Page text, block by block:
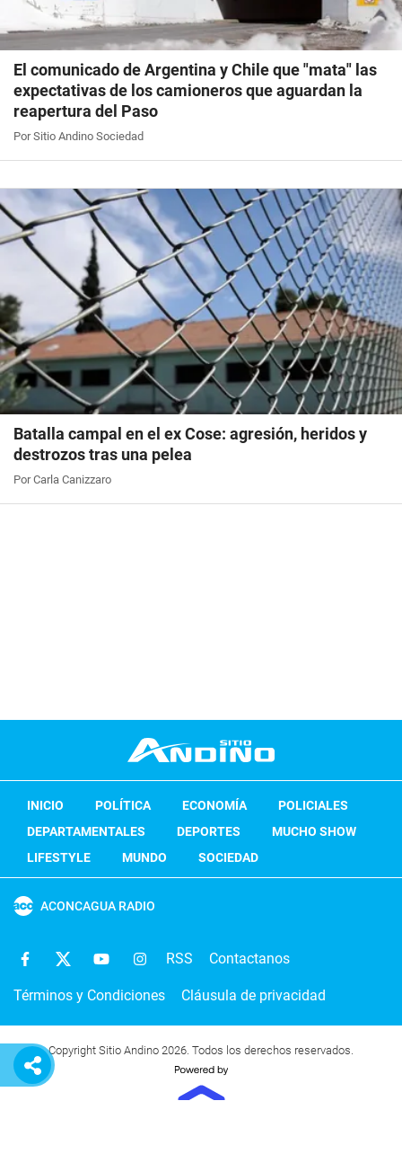
El comunicado de Argentina y Chile que "mata" las
expectativas de los camioneros que aguardan la
reapertura del Paso
Por Sitio Andino Sociedad
Batalla campal en el ex Cose: agresión, heridos y
destrozos tras una pelea
Por Carla Canizzaro
INICIO POLÍTICA ECONOMÍA
POLICIALES
DEPARTAMENTALES
DEPORTES
MUCHO SHOW
LIFESTYLE
MUNDO SOCIEDAD
ACONCAGUA RADIO
RSS Contactanos
Términos y Condiciones Cláusula de privacidad
Copyright Sitio Andino 2026. Todos los derechos reservados.